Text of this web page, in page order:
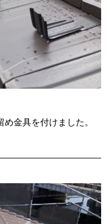
金具を付けました。